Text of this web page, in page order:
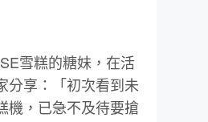
雪糕的糖妹 ，在活
分享：「初次看到未
機，已急不及待要搶